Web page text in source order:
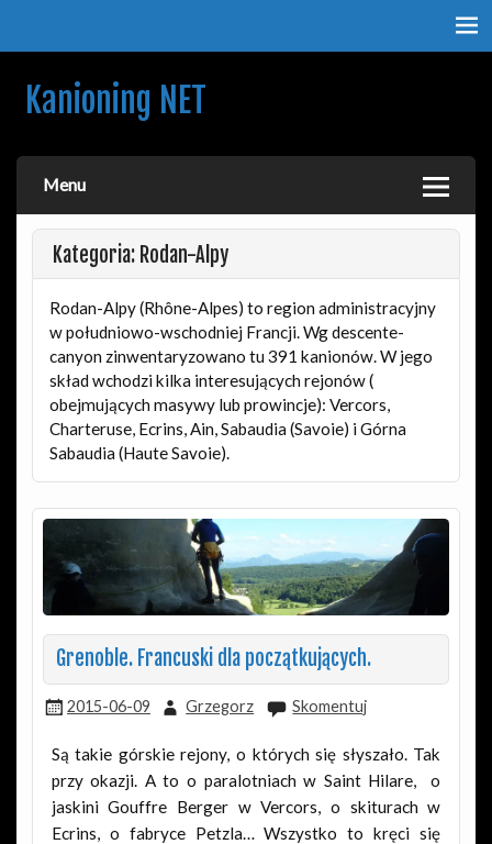
Kanioning NET
kanioningowców.
Menu
Kategoria: Rodan-Alpy
Rodan-Alpy (Rhône-Alpes) to region administracyjny
w południowo-wschodniej Francji. Wg descente-
canyon zinwentaryzowano tu 391 kanionów. W jego
skład wchodzi kilka interesujących rejonów (
obejmujących masywy lub prowincje): Vercors,
Charteruse, Ecrins, Ain, Sabaudia (Savoie) i Górna
Sabaudia (Haute Savoie).
Grenoble. Francuski dla początkujących.
2015-06-09 Grzegorz Skomentuj
Są takie górskie rejony, o których się słyszało. Tak
przy okazji. A to o paralotniach w Saint Hilare, o
jaskini Gouffre Berger w Vercors, o skiturach w
Ecrins, o fabryce Petzla… Wszystko to kręci się